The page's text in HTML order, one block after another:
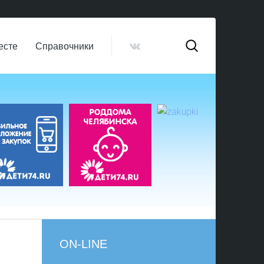
Справочники
ON-LINE